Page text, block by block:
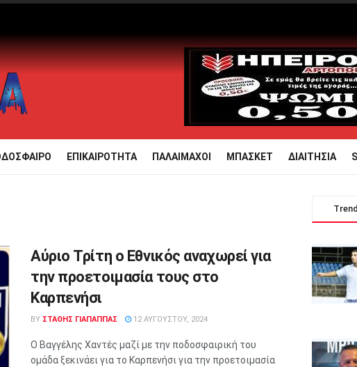
ΕΠΙΚΑΙΡΟΤΗΤΑ ΠΑΛΑΙΜΑΧΟΙ ΜΠΑΣΚΕΤ ΔΙΑΙΤΗΣΙΑ
Αύριο Τρίτη ο Εθνικός αναχωρεί για
την προετοιμασία τους στο
Καρπενήσι
BY ΣΤΑΘΗΣ ΓΊΑΠΑΠΠΑΣ 12 ΑΥΓΟΎΣΤΟΥ, 2024
Ο Βαγγέλης Χαντές μαζί με την ποδοσφαιρική του
ομάδα ξεκινάει για το Καρπενήσι για την προετοιμασία